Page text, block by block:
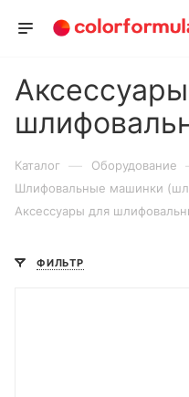
Каталог — Оборудование
Шлифовальные машинки
Аксессуары для
ФИЛЬТР